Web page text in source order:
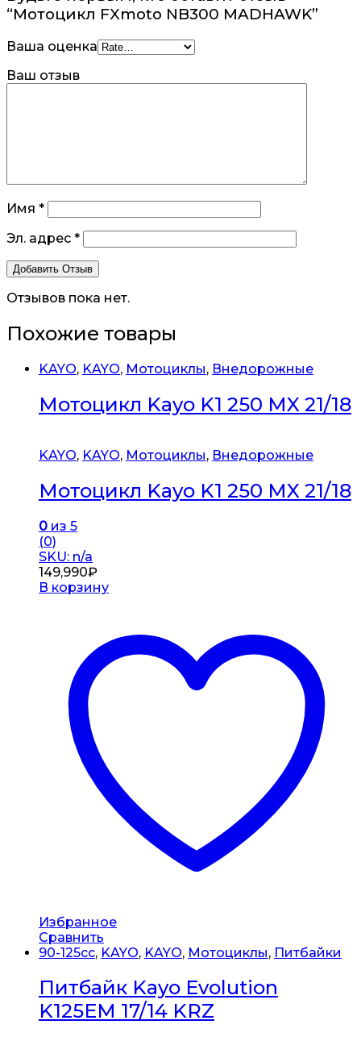
“Мотоцикл FXmoto NB300 MADHAWK”
Ваша оценка
Ваш отзыв
Имя *
Эл. адрес *
Отзывов пока нет.
Похожие товары
KAYO, KAYO, Мотоциклы, Внедорожные
Мотоцикл Kayo K1 250 MX 21/18
KAYO, KAYO, Мотоциклы, Внедорожные
Мотоцикл Kayo K1 250 MX 21/18
0 из 5
(0)
SKU: n/a
149,990₽
В корзину
Избранное
Сравнить
90-125cc, KAYO, KAYO, Мотоциклы, Питбайки
Питбайк Kayo Evolution
K125EM 17/14 KRZ